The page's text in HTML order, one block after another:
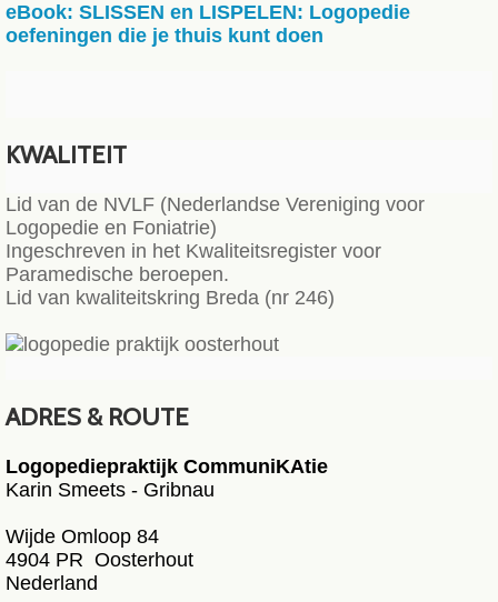
eBook: SLISSEN en LISPELEN: Logopedie
oefeningen die je thuis kunt doen
KWALITEIT
Lid van de NVLF (Nederlandse Vereniging voor
Logopedie en Foniatrie)
Ingeschreven in het Kwaliteitsregister voor
Paramedische beroepen.
Lid van kwaliteitskring Breda (nr 246)
ADRES & ROUTE
Logopediepraktijk CommuniKAtie
Karin Smeets - Gribnau
Wijde Omloop 84
4904 PR Oosterhout
Nederland